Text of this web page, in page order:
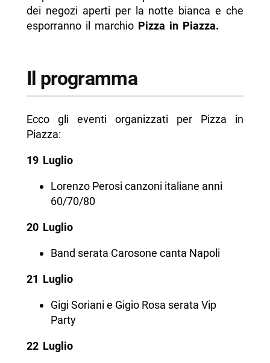
dei negozi aperti per la notte bianca e che
esporranno il marchio Pizza in Piazza.
Il programma
Ecco gli eventi organizzati per Pizza in
Piazza:
19 Luglio
Lorenzo Perosi canzoni italiane anni
60/70/80
20 Luglio
Band serata Carosone canta Napoli
21 Luglio
Gigi Soriani e Gigio Rosa serata Vip
Party
22 Luglio